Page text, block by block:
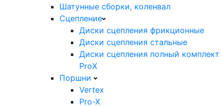
Шатунные сборки, коленвал
Сцепление
Диски сцепления фрикционные
Диски сцепления стальные
Диски сцепления полный комплект
ProX
Поршни
Vertex
Pro-X